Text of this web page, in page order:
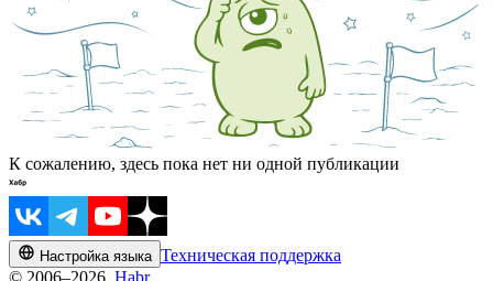
К сожалению, здесь пока нет ни одной публикации
Настройка языка Техническая поддержка
© 2006–2026, Habr